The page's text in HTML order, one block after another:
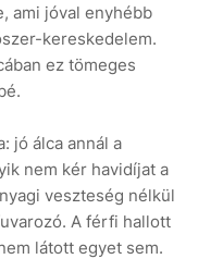
ami jóval enyhébb
kereskedelem.
ez tömeges
jó álca annál a
nem kér havidíjat a
veszteség nélkül
A férfi hallott
látott egyet sem.